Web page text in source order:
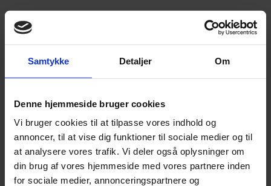
Samtykke Detaljer Om
Denne hjemmeside bruger cookies
Vi bruger cookies til at tilpasse vores indhold og
annoncer, til at vise dig funktioner til sociale medier og til
at analysere vores trafik. Vi deler også oplysninger om
din brug af vores hjemmeside med vores partnere inden
for sociale medier, annonceringspartnere og